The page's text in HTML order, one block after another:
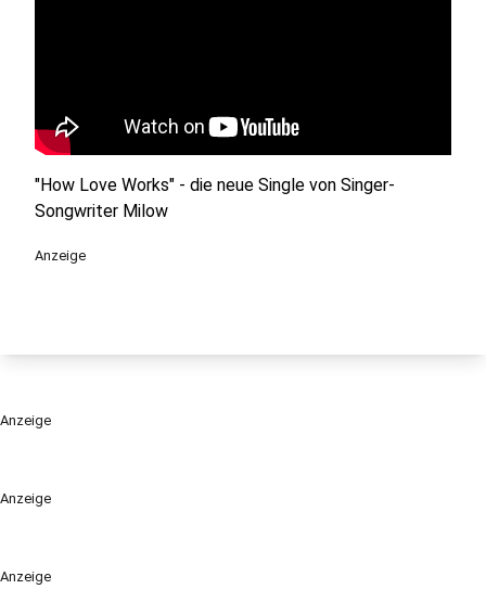
Anzeige
Anzeige
"How Love Works" - die neue Single von Singer-
Songwriter Milow
Anzeige
Anzeige